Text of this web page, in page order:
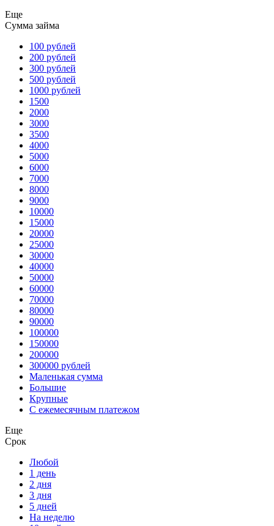
Еще
Сумма займа
100 рублей
200 рублей
300 рублей
500 рублей
1000 рублей
1500
2000
3000
3500
4000
5000
6000
7000
8000
9000
10000
15000
20000
25000
30000
40000
50000
60000
70000
80000
90000
100000
150000
200000
300000 рублей
Маленькая сумма
Большие
Крупные
С ежемесячным платежом
Еще
Срок
Любой
1 день
2 дня
3 дня
5 дней
На неделю